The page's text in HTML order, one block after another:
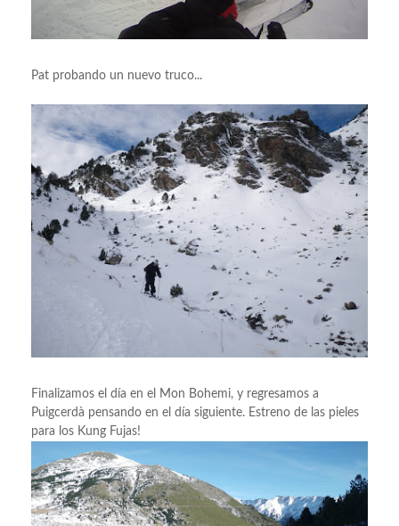
Pat probando un nuevo truco...
Finalizamos el día en el Mon Bohemi, y regresamos a
Puigcerdà pensando en el día siguiente. Estreno de las pieles
para los Kung Fujas!